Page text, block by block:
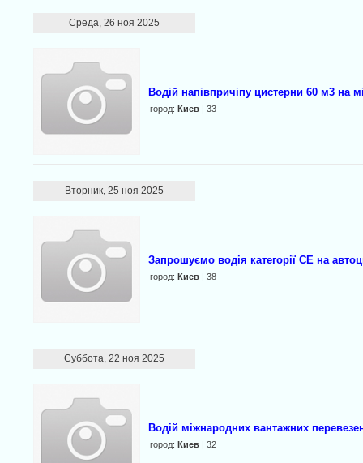
Среда, 26 ноя 2025
Водій напівпричіпу цистерни 60 м3 на
город: Киев| 33
Вторник, 25 ноя 2025
Запрошуємо водія категорії CE на
город: Киев| 38
Суббота, 22 ноя 2025
Водій міжнародних вантажних
город: Киев| 32